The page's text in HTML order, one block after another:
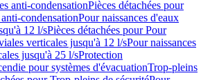
anti-condensationPièces détachées pour
condensationPour naissances d'eaux
12 l/sPièces détachées pour Pour
verticales jusqu'à 12 l/sPour naissances
jusqu'à 25 l/sProtection
pour systèmes d'évacuationTrop-pleins